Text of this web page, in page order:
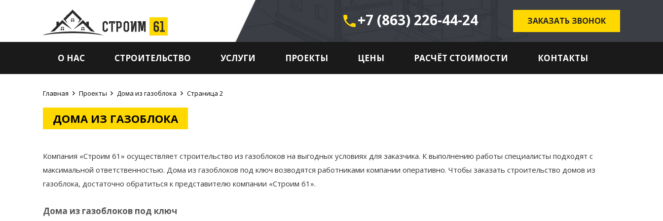
phone+7 (863) 226-44-24 ЗАКАЗАТЬ ЗВОНОК
О НАС СТРОИТЕЛЬСТВО УСЛУГИ ПРОЕКТЫ ЦЕНЫ РАСЧЁТ СТОИМОСТИ КОНТАКТЫ
Главная Проекты Дома из газоблока Страница 2
ДОМА ИЗ ГАЗОБЛОКА
Компания «Строим 61» осуществляет строительство из газоблоков на выгодных условиях для заказчика. К выполнению работы специалисты подходят с
максимальной ответственностью. Дома из газоблоков под ключ возводятся работниками компании оперативно. Чтобы заказать строительство домов из
газоблока, достаточно обратиться к представителю компании «Строим 61».
Дома из газоблоков под ключ